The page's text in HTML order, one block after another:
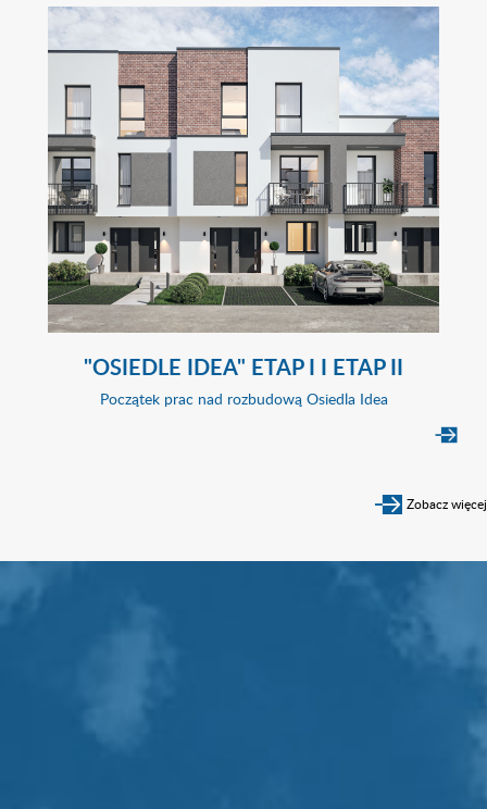
"OSIEDLE IDEA" ETAP I I ETAP II
Początek prac nad rozbudową Osiedla Idea
Zobacz więcej
Wyszukiwarka mieszkań